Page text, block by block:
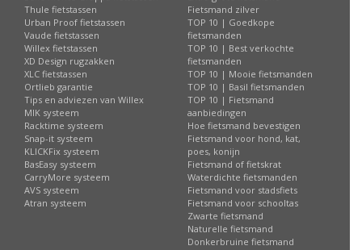
Thule fietstassen
Urban Proof fietstassen
Vaude fietstassen
Willex fietstassen
XD Design rugzakken
XLC fietstassen
Ortlieb garantie
Tips en adviezen van Willex
MIK systeem
Racktime systeem
Snap-it systeem
KLICKFix systeem
BasEasy systeem
CarryMore systeem
AVS systeem
Atran systeem
Fietsmand zilver
TOP 10 | Goedkope
fietsmanden
TOP 10 | Best verkochte
fietsmanden
TOP 10 | Mooie fietsmanden
TOP 10 | Basil fietsmanden
TOP 10 | Fietsmand
aanbiedingen
Hoe fietsmand bevestigen
Fietsmand voor hond, kat,
poes, konijn
Fietsmand of fietskrat
Waterdichte fietsmanden
Fietsmand voor stadsfiets
Fietsmand voor schooltas
Zwarte fietsmand
Naturelle fietsmand
Donkerbruine fietsmand